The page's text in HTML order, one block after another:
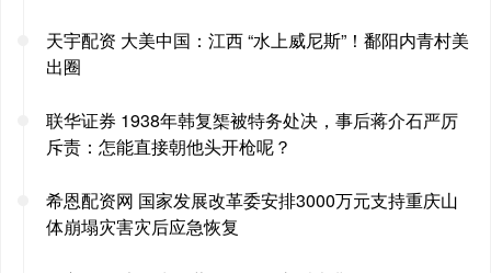
天宇配资 大美中国：江西 “水上威尼斯”！鄱阳内青村美
出圈
联华证券 1938年韩复榘被特务处决，事后蒋介石严厉
斥责：怎能直接朝他头开枪呢？
希恩配资网 国家发展改革委安排3000万元支持重庆山
体崩塌灾害灾后应急恢复